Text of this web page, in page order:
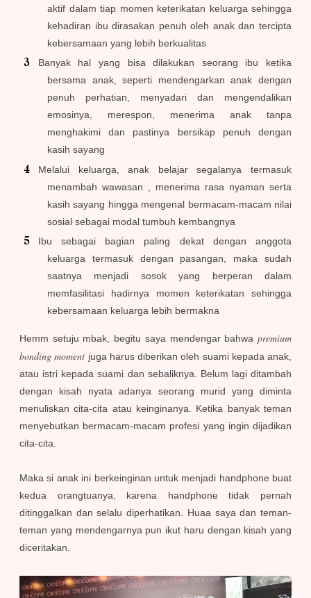
aktif dalam tiap momen keterikatan keluarga sehingga
kehadiran ibu dirasakan penuh oleh anak dan tercipta
kebersamaan yang lebih berkualitas
Banyak hal yang bisa dilakukan seorang ibu ketika
bersama anak, seperti mendengarkan anak dengan
penuh perhatian, menyadari dan mengendalikan
emosinya, merespon, menerima anak tanpa
menghakimi dan pastinya bersikap penuh dengan
kasih sayang
Melalui keluarga, anak belajar segalanya termasuk
menambah wawasan , menerima rasa nyaman serta
kasih sayang hingga mengenal bermacam-macam nilai
sosial sebagai modal tumbuh kembangnya
Ibu sebagai bagian paling dekat dengan anggota
keluarga termasuk dengan pasangan, maka sudah
saatnya menjadi sosok yang berperan dalam
memfasilitasi hadirnya momen keterikatan sehingga
kebersamaan keluarga lebih bermakna
Hemm setuju mbak, begitu saya mendengar bahwa premium
bonding moment juga harus diberikan oleh suami kepada anak,
atau istri kepada suami dan sebaliknya. Belum lagi ditambah
dengan kisah nyata adanya seorang murid yang diminta
menuliskan cita-cita atau keinginanya. Ketika banyak teman
menyebutkan bermacam-macam profesi yang ingin dijadikan
cita-cita.
Maka si anak ini berkeinginan untuk menjadi handphone buat
kedua orangtuanya, karena handphone tidak pernah
ditinggalkan dan selalu diperhatikan. Huaa saya dan teman-
teman yang mendengarnya pun ikut haru dengan kisah yang
diceritakan.